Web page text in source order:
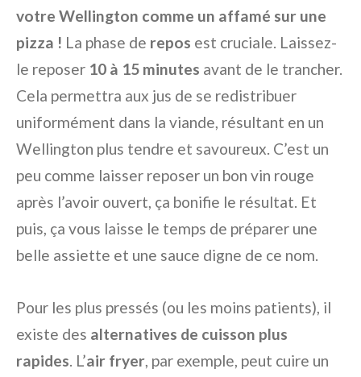
votre Wellington comme un affamé sur une
pizza ! La phase de repos est cruciale. Laissez-
le reposer 10 à 15 minutes avant de le trancher.
Cela permettra aux jus de se redistribuer
uniformément dans la viande, résultant en un
Wellington plus tendre et savoureux. C’est un
peu comme laisser reposer un bon vin rouge
après l’avoir ouvert, ça bonifie le résultat. Et
puis, ça vous laisse le temps de préparer une
belle assiette et une sauce digne de ce nom.
Pour les plus pressés (ou les moins patients), il
existe des alternatives de cuisson plus
rapides. L’air fryer, par exemple, peut cuire un